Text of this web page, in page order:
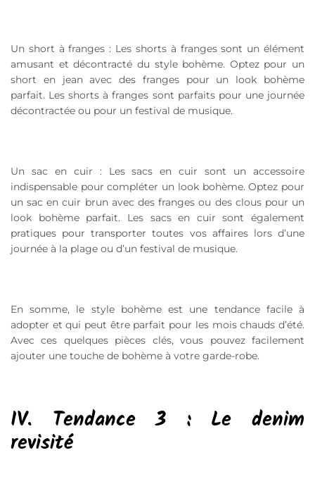
Un short à franges : Les shorts à franges sont un élément
amusant et décontracté du style bohème. Optez pour un
short en jean avec des franges pour un look bohème
parfait. Les shorts à franges sont parfaits pour une journée
décontractée ou pour un festival de musique.
Un sac en cuir : Les sacs en cuir sont un accessoire
indispensable pour compléter un look bohème. Optez pour
un sac en cuir brun avec des franges ou des clous pour un
look bohème parfait. Les sacs en cuir sont également
pratiques pour transporter toutes vos affaires lors d’une
journée à la plage ou d’un festival de musique.
En somme, le style bohème est une tendance facile à
adopter et qui peut être parfait pour les mois chauds d’été.
Avec ces quelques pièces clés, vous pouvez facilement
ajouter une touche de bohème à votre garde-robe.
IV. Tendance 3 : Le denim
revisité